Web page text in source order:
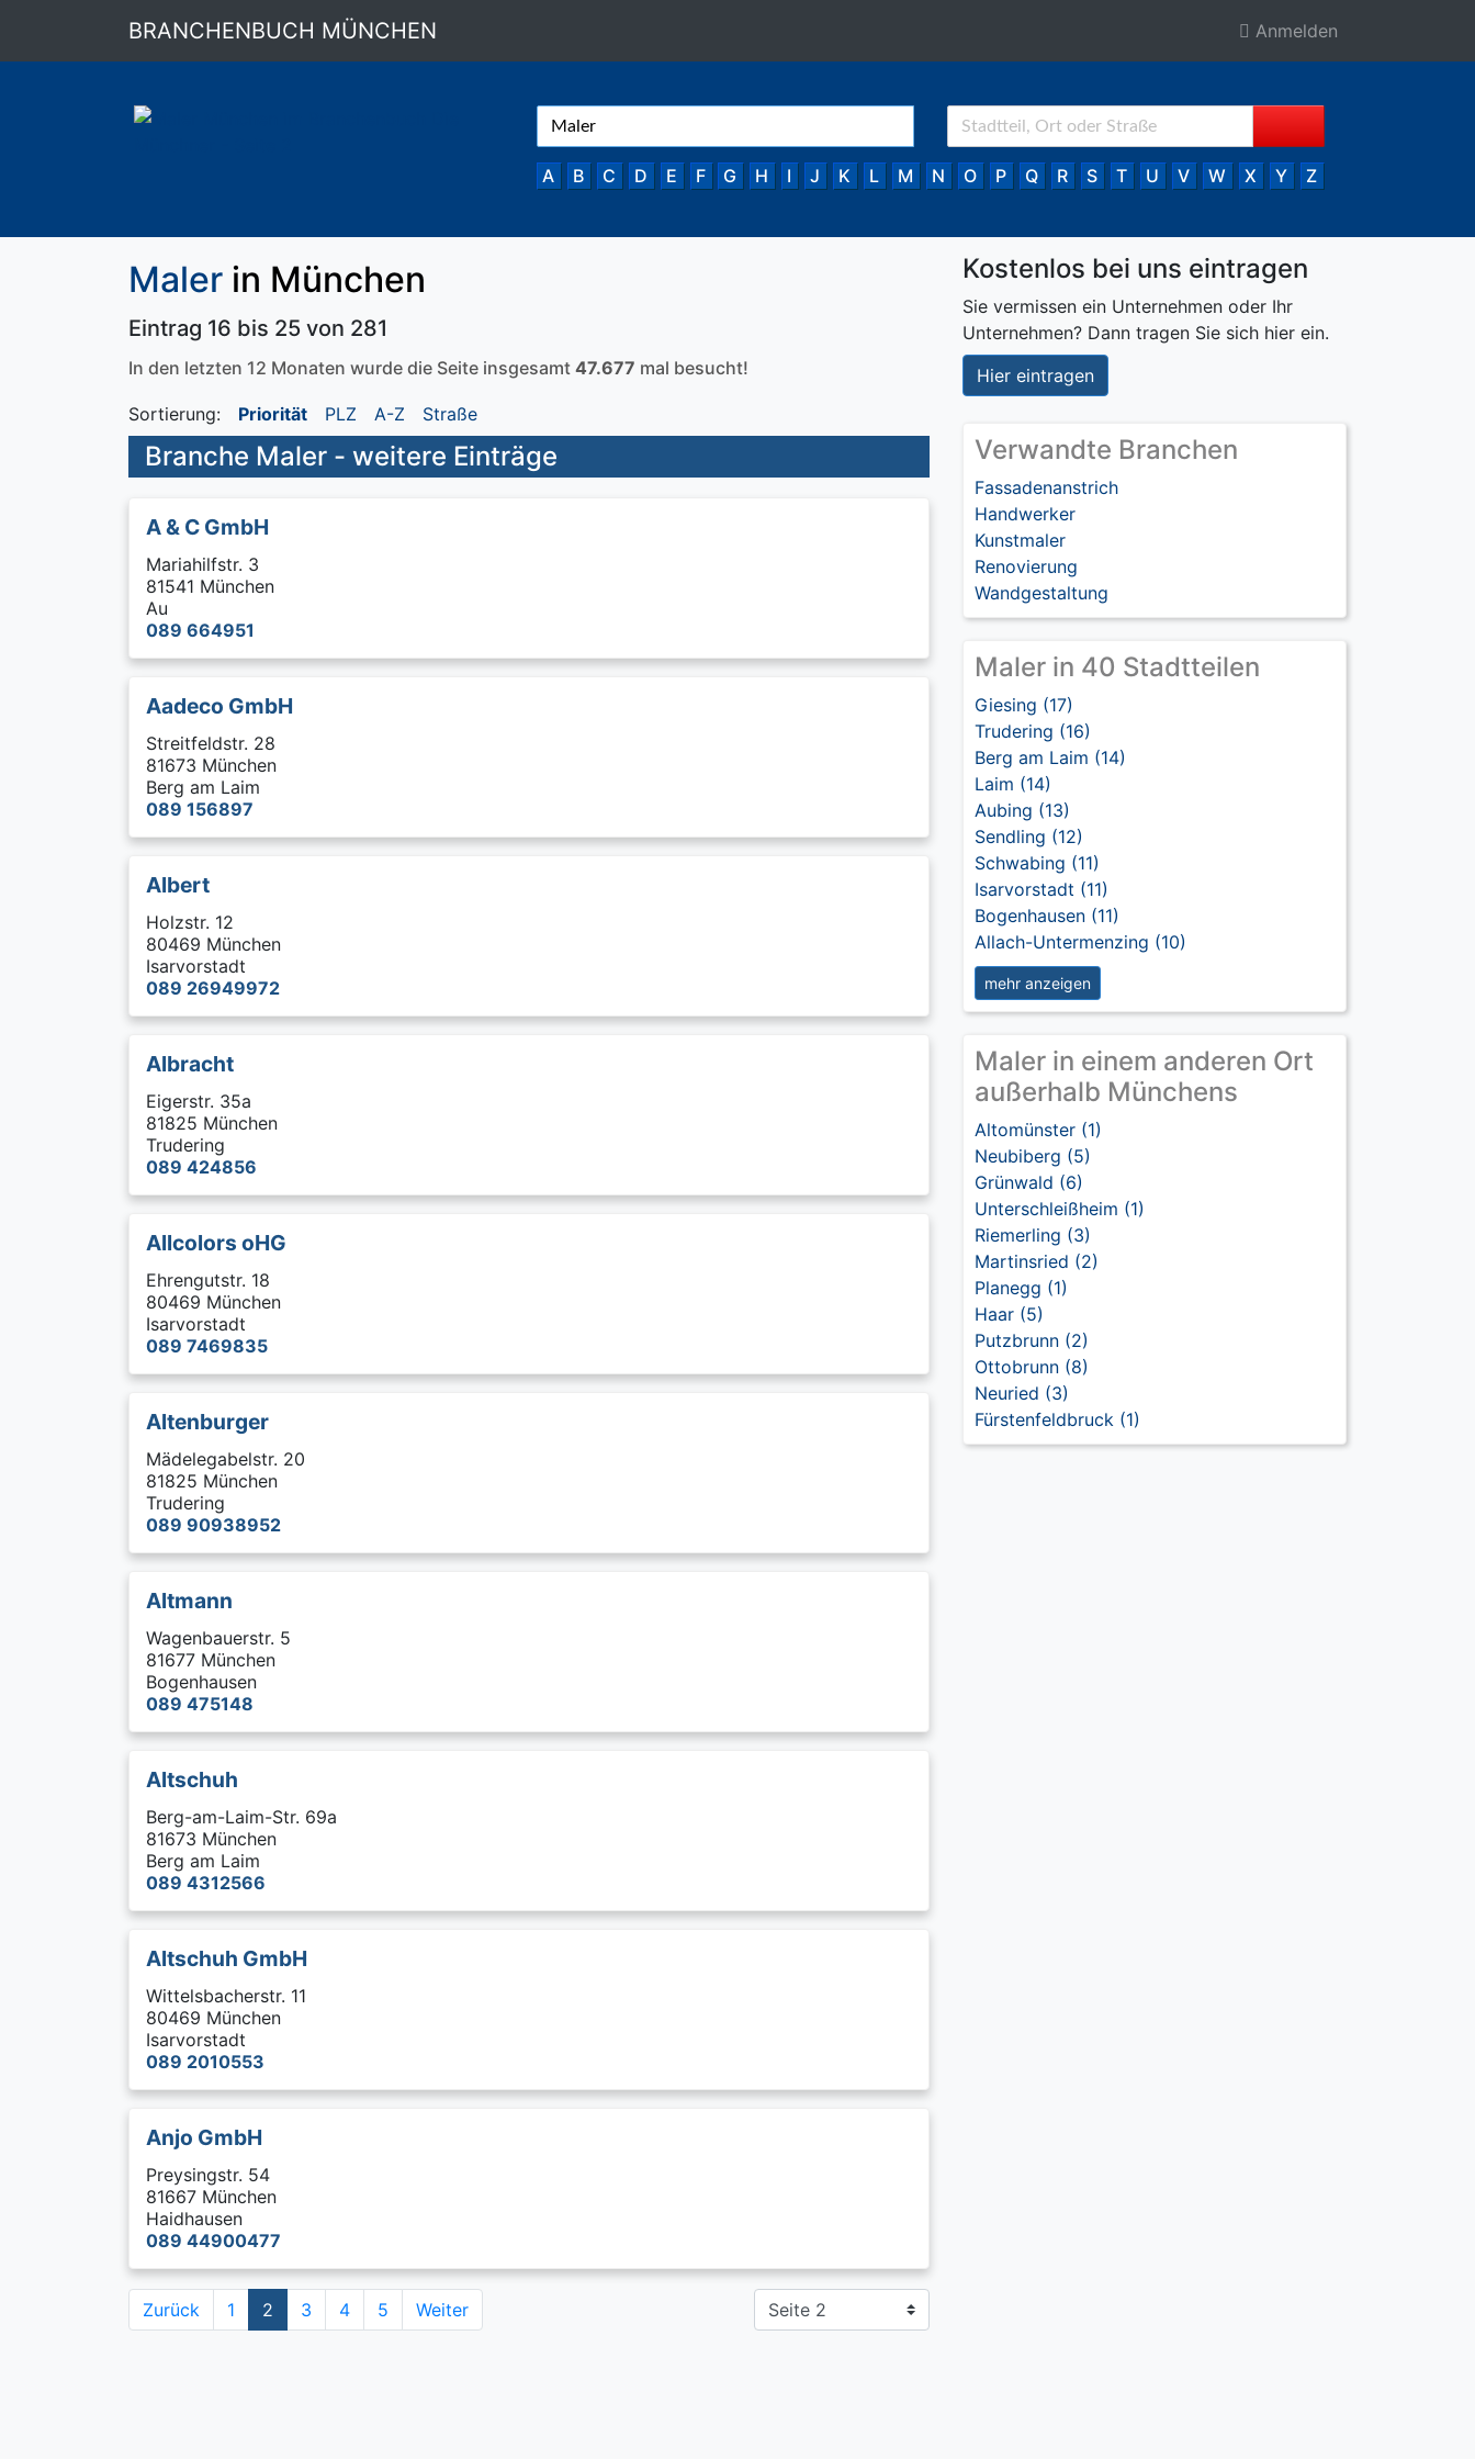
BRANCHENBUCH MÜNCHEN Anmelden
A B C D E F G H I J K L M N O P Q R S T U V W X Y Z
Maler in München
Eintrag 16 bis 25 von 281
In den letzten 12 Monaten wurde die Seite insgesamt 47.677 mal besucht!
Sortierung: Priorität PLZ A-Z Straße
Branche Maler - weitere Einträge
A & C GmbH
Mariahilfstr. 3
81541 München
Au
089 664951
Aadeco GmbH
Streitfeldstr. 28
81673 München
Berg am Laim
089 156897
Albert
Holzstr. 12
80469 München
Isarvorstadt
089 26949972
Albracht
Eigerstr. 35a
81825 München
Trudering
089 424856
Allcolors oHG
Ehrengutstr. 18
80469 München
Isarvorstadt
089 7469835
Altenburger
Mädelegabelstr. 20
81825 München
Trudering
089 90938952
Altmann
Wagenbauerstr. 5
81677 München
Bogenhausen
089 475148
Altschuh
Berg-am-Laim-Str. 69a
81673 München
Berg am Laim
089 4312566
Altschuh GmbH
Wittelsbacherstr. 11
80469 München
Isarvorstadt
089 2010553
Anjo GmbH
Preysingstr. 54
81667 München
Haidhausen
089 44900477
Zurück 1 2 3 4 5 Weiter
Kostenlos bei uns eintragen
Sie vermissen ein Unternehmen oder Ihr
Unternehmen? Dann tragen Sie sich hier ein.
Hier eintragen
Verwandte Branchen
Fassadenanstrich
Handwerker
Kunstmaler
Renovierung
Wandgestaltung
Maler in 40 Stadtteilen
Giesing (17)
Trudering (16)
Berg am Laim (14)
Laim (14)
Aubing (13)
Sendling (12)
Schwabing (11)
Isarvorstadt (11)
Bogenhausen (11)
Allach-Untermenzing (10)
mehr anzeigen
Maler in einem anderen Ort
außerhalb Münchens
Altomünster (1)
Neubiberg (5)
Grünwald (6)
Unterschleißheim (1)
Riemerling (3)
Martinsried (2)
Planegg (1)
Haar (5)
Putzbrunn (2)
Ottobrunn (8)
Neuried (3)
Fürstenfeldbruck (1)